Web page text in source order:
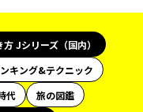
Jシリーズ（国内）
キング&テクニック
代
旅の図鑑